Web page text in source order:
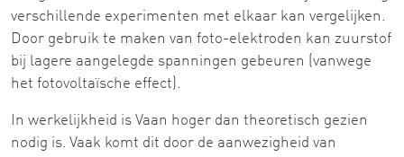
verschillende experimenten met elkaar kan vergelijken.
Door gebruik te maken van foto-elektroden kan zuurstof
bij lagere aangelegde spanningen gebeuren (vanwege
het fotovoltaïsche effect).
In werkelijkheid is Vaan hoger dan theoretisch gezien
nodig is. Vaak komt dit door de aanwezigheid van